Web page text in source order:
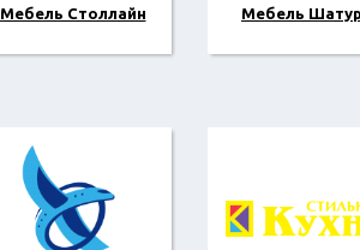
Мебель Столлайн Мебель